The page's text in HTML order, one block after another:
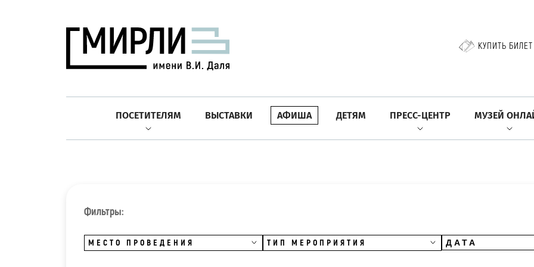
КУПИТЬ БИЛЕТ
ПОСЕТИТЕЛЯМ ВЫСТАВКИ АФИША ДЕТЯМ ПРЕСС-ЦЕНТР МУЗЕЙ
Фильтры:
МЕСТО ПРОВЕДЕНИЯ ТИП МЕРОПРИЯТИЯ